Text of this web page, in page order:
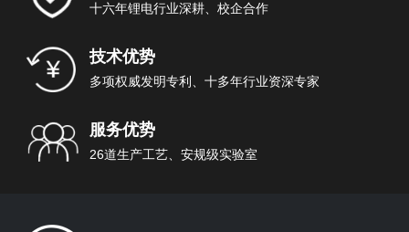
十六年锂电行业深耕、校企合作
技术优势
多项权威发明专利、十多年行业资深专家
服务优势
26道生产工艺、安规级实验室